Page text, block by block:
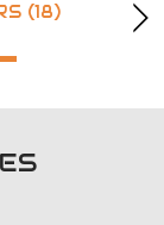
(18)